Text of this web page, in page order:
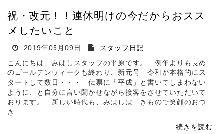
祝・改元！！連休明けの今だからおスス
メしたいこと
2019年05月09日
スタッフ日記
こんにちは、みはしスタッフの平原です。 例年よりも長め
のゴールデンウィークも終わり、新元号 令和が本格的にス
タートして数日・・・ 伝票に「平成」と書いてしまわない
ように、と自分に言い聞かせながら接客をさせていただいて
おります。 新しい時代も、みはしは「きもので笑顔のおつ
き...
続きを読む